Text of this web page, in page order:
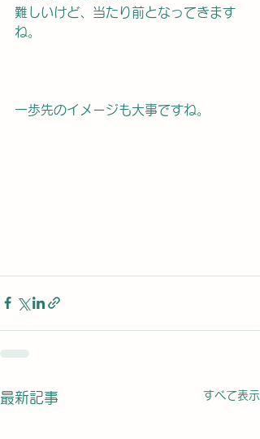
難しいけど、当たり前となってきます
ね。
一歩先のイメージも大事ですね。
最新記事 すべて表示